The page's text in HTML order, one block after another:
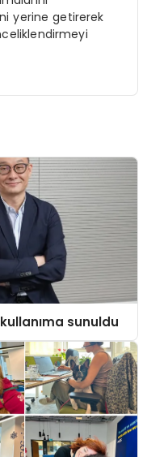
yerine getirerek
sunuldu